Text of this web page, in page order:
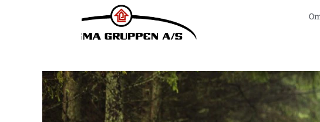
bæredygtighed
Hvor vi end tager hen, har vi